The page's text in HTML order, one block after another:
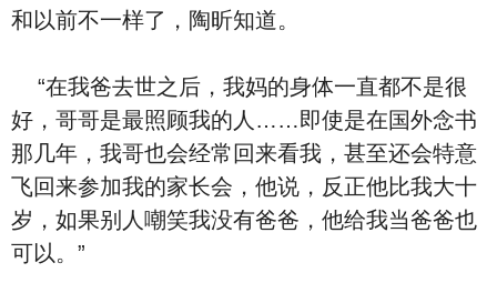
和以前不一样了，陶昕知道。
“在我爸去世之后，我妈的身体一直都不是很
好，哥哥是最照顾我的人……即使是在国外念书
那几年，我哥也会经常回来看我，甚至还会特意
飞回来参加我的家长会，他说，反正他比我大十
岁，如果别人嘲笑我没有爸爸，他给我当爸爸也
可以。”